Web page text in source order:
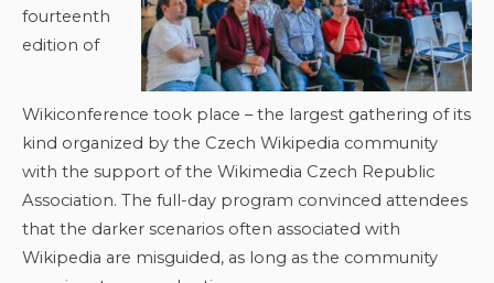
fourteenth
edition of
Wikiconference took place – the largest gathering of its
kind organized by the Czech Wikipedia community
with the support of the Wikimedia Czech Republic
Association. The full-day program convinced attendees
that the darker scenarios often associated with
Wikipedia are misguided, as long as the community